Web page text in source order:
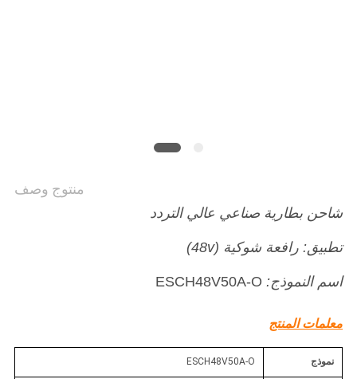
منتوج وصف
شاحن بطارية صناعي عالي التردد
تطبيق: رافعة شوكية (48v)
اسم النموذج: ESCH48V50A-O
معلمات المنتج
نموذج ESCH48V50A-O